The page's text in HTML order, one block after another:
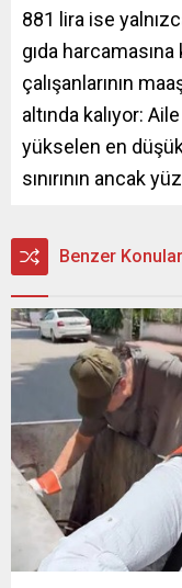
881 lira ise
gıda harcamasına
çalışanlarının
altında kalıyor:
yükselen en
sınırının ancak
Benzer Konular